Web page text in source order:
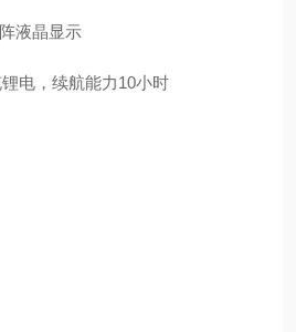
液晶显示
电，续航能力10小时